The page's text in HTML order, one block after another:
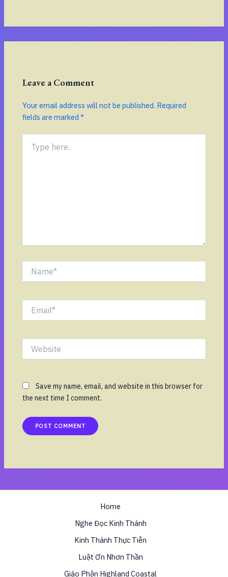
Leave a Comment
Your email address will not be published. Required
fields are marked*
here..
Save my name, email, and website in this browser for
the next time I comment.
Home
Nghe Đọc Kinh Thánh
Kinh Thánh Thực Tiễn
Luật Ơn Nhơn Thần
Giáo Phận Highland Coastal